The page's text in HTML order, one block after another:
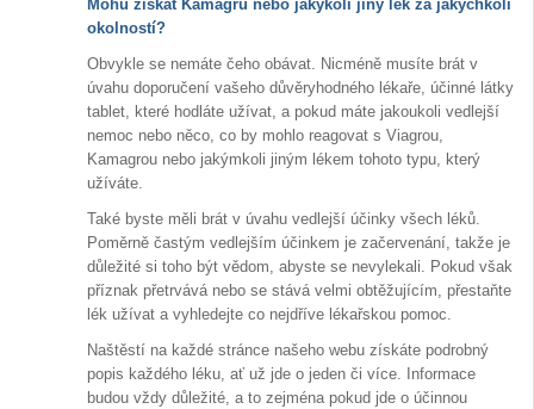
Mohu získat Kamagru nebo jakýkoli jiný lék za jakýchkoli
okolností?
Obvykle se nemáte čeho obávat. Nicméně musíte brát v
úvahu doporučení vašeho důvěryhodného lékaře, účinné látky
tablet, které hodláte užívat, a pokud máte jakoukoli vedlejší
nemoc nebo něco, co by mohlo reagovat s Viagrou,
Kamagrou nebo jakýmkoli jiným lékem tohoto typu, který
užíváte.
Také byste měli brát v úvahu vedlejší účinky všech léků.
Poměrně častým vedlejším účinkem je začervenání, takže je
důležité si toho být vědom, abyste se nevylekali. Pokud však
příznak přetrvává nebo se stává velmi obtěžujícím, přestaňte
lék užívat a vyhledejte co nejdříve lékařskou pomoc.
Naštěstí na každé stránce našeho webu získáte podrobný
popis každého léku, ať už jde o jeden či více. Informace
budou vždy důležité, a to zejména pokud jde o účinnou